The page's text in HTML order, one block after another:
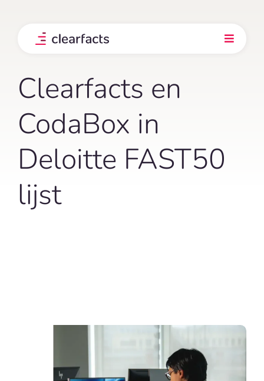
Toggle
Onze klanten
Prijs
Clearfacts en
CodaBox in
Deloitte FAST50
lijst